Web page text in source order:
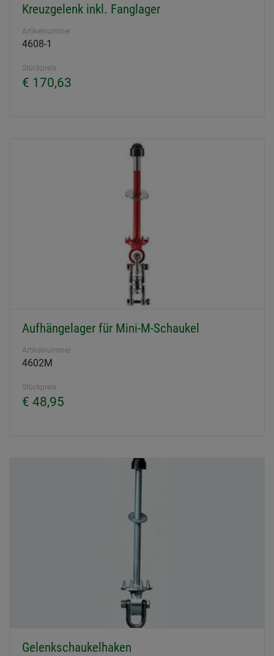
Kreuzgelenk inkl. Fanglager
Artikelnummer
4608-1
Stückpreis
€ 170,63
Aufhängelager für Mini-M-Schaukel
Artikelnummer
4602M
Stückpreis
€ 48,95
Gelenkschaukelhaken